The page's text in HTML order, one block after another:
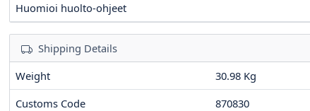
Huomioi huolto-ohjeet
Shipping Details
Weight
30.98 Kg
Customs Code
870830